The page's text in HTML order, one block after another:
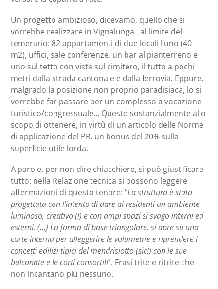
Un progetto ambizioso, dicevamo, quello che si
vorrebbe realizzare in Vignalunga , al limite del
temerario: 82 appartamenti di due locali l’uno (40
m2), uffici, sale conferenze, un bar al pianterreno e
uno sul tetto con vista sul cimitero, il tutto a pochi
metri dalla strada cantonale e dalla ferrovia. Eppure,
malgrado la posizione non proprio paradisiaca, lo si
vorrebbe far passare per un complesso a vocazione
turistico/congressuale… Questo sostanzialmente allo
scopo di ottenere, in virtù di un articolo delle Norme
di applicazione del PR, un bonus del 20% sulla
superficie utile lorda.
A parole, per non dire chiacchiere, si può giustificare
tutto: nella Relazione tecnica si possono leggere
affermazioni di questo tenore: “La struttura è stata
progettata con l’intento di dare ai residenti un ambiente
luminoso, creativo (!) e con ampi spazi si svago interni ed
esterni. (…) La forma di base triangolare, si apre su una
corte interna per alleggerire le volumetrie e riprendere i
concetti edilizi tipici del mendrisiotto (sic!) con le sue
balconate e le corti consortili”. Frasi trite e ritrite che
non incantano più nessuno.